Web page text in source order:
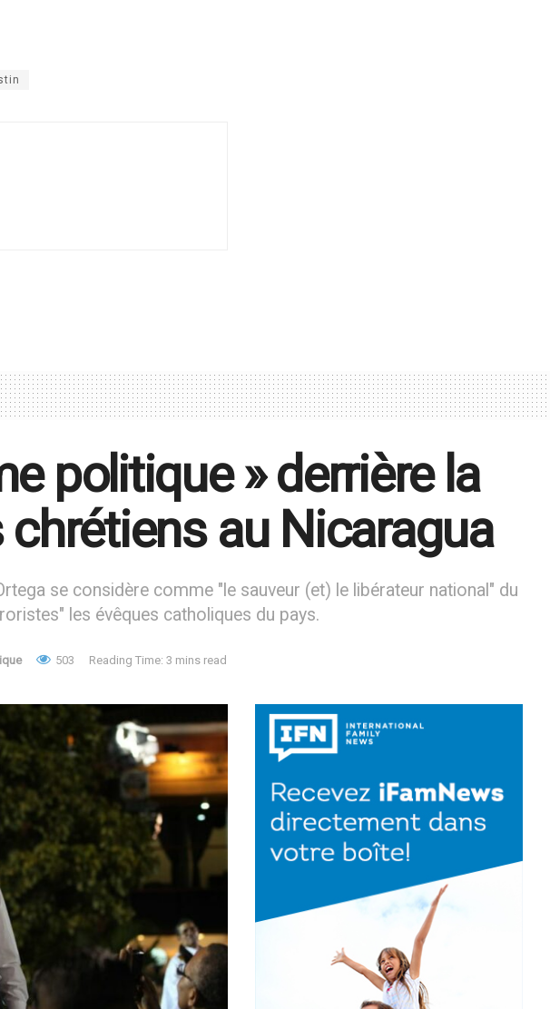
politique » derrière la
au Nicaragua
se considère comme "le sauveur (et) le libérateur national" du
les évêques catholiques du pays.
503 Reading Time: 3 mins read